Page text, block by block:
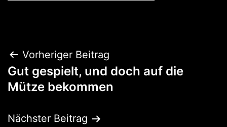
Beitragsnavigation
Vorheriger Beitrag
Gut gespielt, und doch auf die
Mütze bekommen
Nächster Beitrag